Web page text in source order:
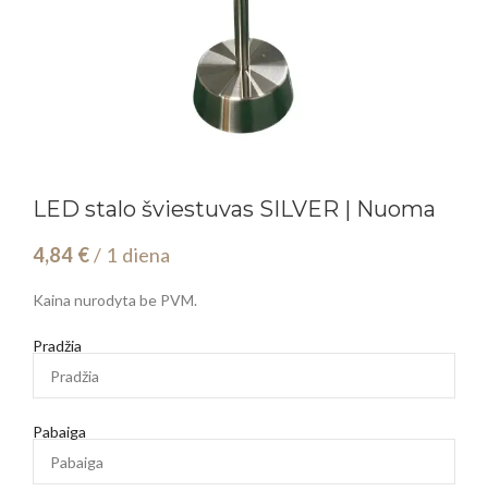
LED stalo šviestuvas SILVER | Nuoma
4,84 €/ 1 diena
Kaina nurodyta be PVM.
Pradžia
Pabaiga